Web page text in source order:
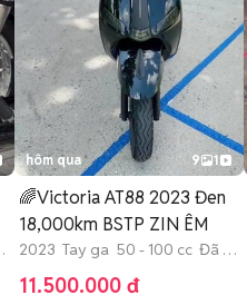
hôm qua 9 1
🌈Victoria AT88 2023 Đen
18,000km BSTP ZIN ÊM
2023 Tay ga 50 - 100 cc Đã sử
dụng
11.500.000 đ